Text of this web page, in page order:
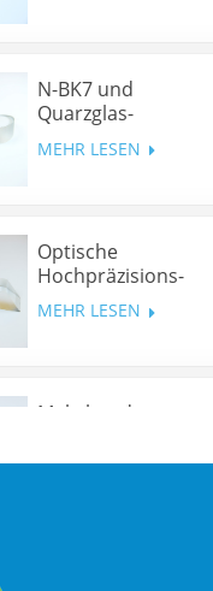
N-BK7 und
Quarzglas-
Keilprismen und
Keilfenster
MEHR LESEN
Optische
Hochpräzisions-
Rhombusprismen
MEHR LESEN
Mehrband-